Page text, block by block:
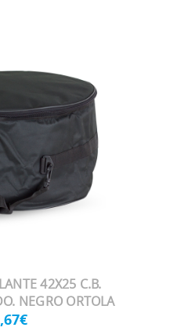
42X25 C.B.
NEGRO ORTOLA